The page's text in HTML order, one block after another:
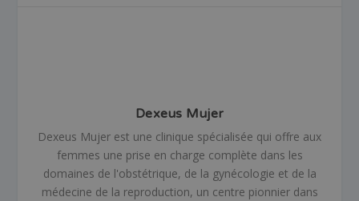
Dexeus Mujer
Dexeus Mujer est une clinique spécialisée qui offre aux
femmes une prise en charge complète dans les
domaines de l'obstétrique, de la gynécologie et de la
médecine de la reproduction, un centre pionnier dans